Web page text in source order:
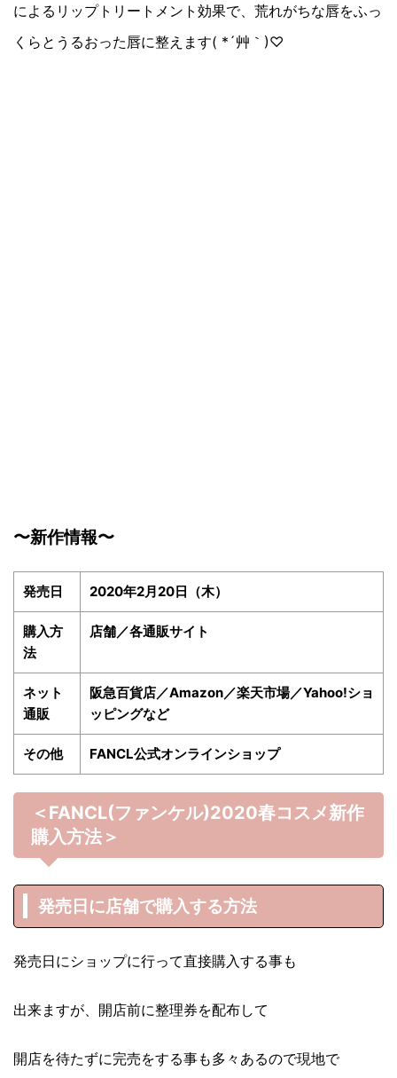
によるリップトリートメント効果で、荒れがちな唇をふっ
くらとうるおった唇に整えます( *´艸｀)♡
〜新作情報〜
発売日 2020年2月20日（木）
購入方
法
店舗／各通販サイト
ネット
通販
阪急百貨店／Amazon／楽天市場／Yahoo!ショ
ッピングなど
その他 FANCL公式オンラインショップ
＜FANCL(ファンケル)2020春コスメ新作
購入方法＞
発売日に店舗で購入する方法
発売日にショップに行って直接購入する事も
出来ますが、開店前に整理券を配布して
開店を待たずに完売をする事も多々あるので現地で